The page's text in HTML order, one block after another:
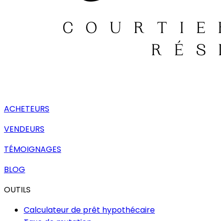
ACHETEURS
VENDEURS
TÉMOIGNAGES
BLOG
OUTILS
Calculateur de prêt hypothécaire